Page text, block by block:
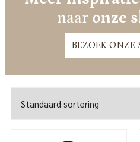
naar onze
BEZOEK ONZE